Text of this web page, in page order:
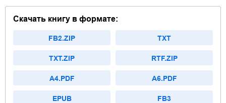
Скачать книгу в формате:
FB2.ZIP TXT
TXT.ZIP RTF.ZIP
A4.PDF A6.PDF
EPUB FB3